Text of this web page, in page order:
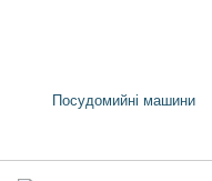
Посудомийні машини